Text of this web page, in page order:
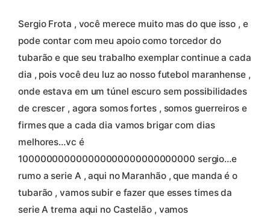
Sergio Frota , você merece muito mas do que isso , e
pode contar com meu apoio como torcedor do
tubarão e que seu trabalho exemplar continue a cada
dia , pois você deu luz ao nosso futebol maranhense ,
onde estava em um túnel escuro sem possibilidades
de crescer , agora somos fortes , somos guerreiros e
firmes que a cada dia vamos brigar com dias
melhores…vc é
100000000000000000000000000000 sergio…e
rumo a serie A , aqui no Maranhão , que manda é o
tubarão , vamos subir e fazer que esses times da
serie A trema aqui no Castelão , vamos